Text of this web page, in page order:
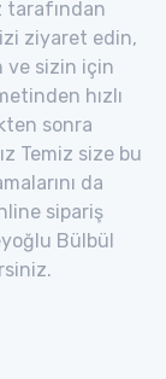
tarafından
ziyaret edin,
ve sizin için
hızlı
sonra
Temiz size bu
da
sipariş
Bülbül